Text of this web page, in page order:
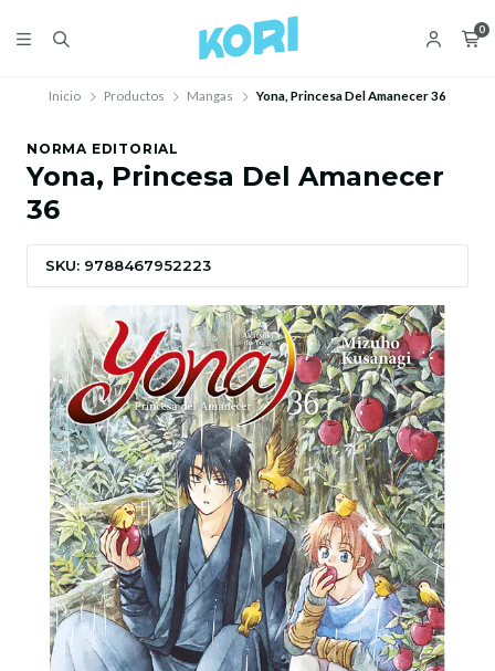
0
Inicio Productos Mangas Yona, Princesa Del Amanecer 36
NORMA EDITORIAL
Yona, Princesa Del Amanecer
36
SKU: 9788467952223